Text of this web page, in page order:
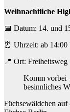
Weihnachtliche
📅 Datum: 14. und
⏰ Uhrzeit: ab 14:00
📍 Ort:
Komm vorbei
besinnliches
Füchsewäldchen